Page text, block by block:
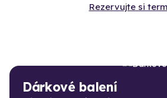
Rezervujte si
Dárkové balení